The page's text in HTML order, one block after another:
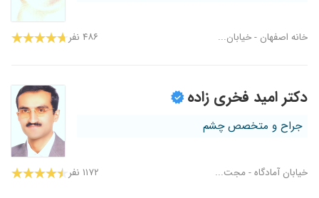
خانه اصفهان - خیابان... ۴۸۶ نفر
دکتر امید فخری زاده
جراح و متخصص چشم
خیابان آمادگاه - مجت... ۱۱۷۲ نفر